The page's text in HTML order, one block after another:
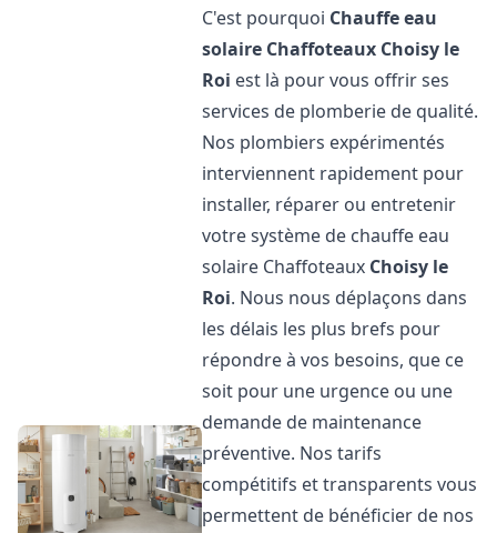
C'est pourquoi Chauffe eau
solaire Chaffoteaux Choisy le
Roi est là pour vous offrir ses
services de plomberie de qualité.
Nos plombiers expérimentés
interviennent rapidement pour
installer, réparer ou entretenir
votre système de chauffe eau
solaire Chaffoteaux Choisy le
Roi. Nous nous déplaçons dans
les délais les plus brefs pour
répondre à vos besoins, que ce
soit pour une urgence ou une
demande de maintenance
préventive. Nos tarifs
compétitifs et transparents vous
permettent de bénéficier de nos